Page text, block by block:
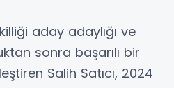
aday adaylığı ve
sonra başarılı bir
Salih Satıcı, 2024